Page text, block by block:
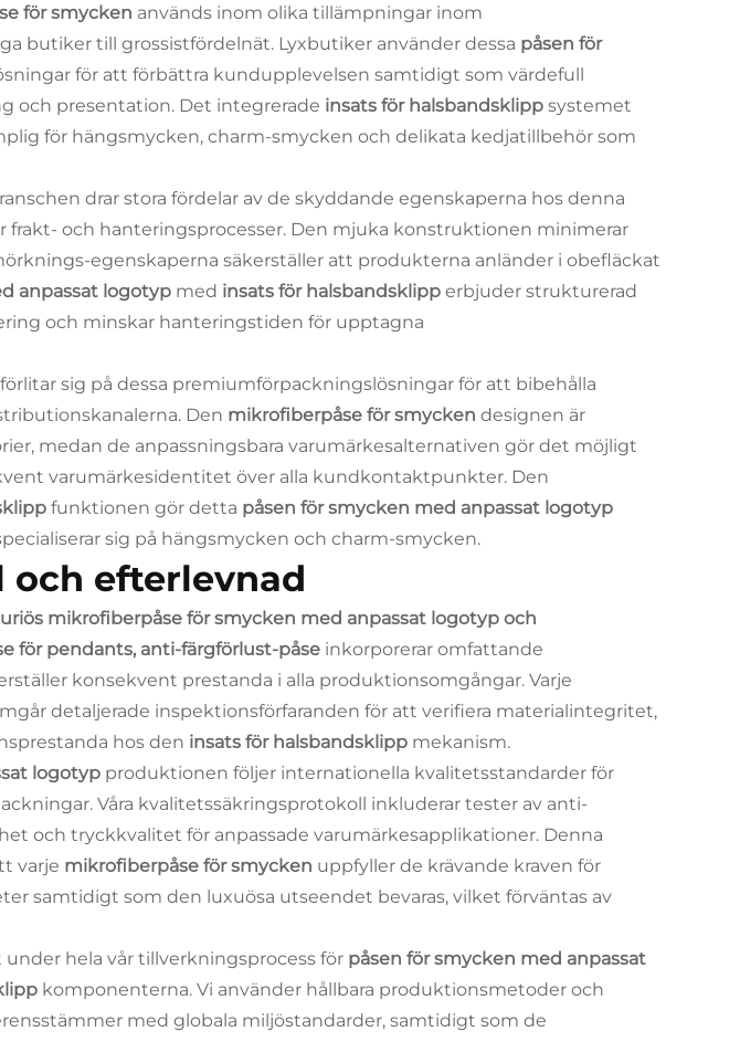
för smycken används inom olika tillämpningar inom
butiker till grossistfördelnät. Lyxbutiker använder dessa påsen för
för att förbättra kundupplevelsen samtidigt som värdefull
och presentation. Det integrerade insats för halsbandsklipp systemet
för hängsmycken, charm-smycken och delikata kedjatillbehör som
drar stora fördelar av de skyddande egenskaperna hos denna
frakt- och hanteringsprocesser. Den mjuka konstruktionen minimerar
egenskaperna säkerställer att produkterna anländer i obefläckat
anpassat logotyp med insats för halsbandsklipp erbjuder strukturerad
och minskar hanteringstiden för upptagna
sig på dessa premiumförpackningslösningar för att bibehålla
Den mikrofiberpåse för smycken designen är
medan de anpassningsbara varumärkesalternativen gör det möjligt
varumärkesidentitet över alla kundkontaktpunkter. Den
funktionen gör detta påsen för smycken med anpassat logotyp
sig på hängsmycken och charm-smycken.
efterlevnad
mikrofiberpåse för smycken med anpassat logotyp och
för pendants, anti-färgförlust-påse inkorporerar omfattande
konsekvent prestanda i alla produktionsomgångar. Varje
detaljerade inspektionsförfaranden för att verifiera materialintegritet,
hos den insats för halsbandsklipp mekanism.
logotyp produktionen följer internationella kvalitetsstandarder för
Våra kvalitetssäkringsprotokoll inkluderar tester av anti-
och tryckkvalitet för anpassade varumärkesapplikationer. Denna
varje mikrofiberpåse för smycken uppfyller de krävande kraven för
samtidigt som den luxuösa utseendet bevaras, vilket förväntas av
hela vår tillverkningsprocess för påsen för smycken med anpassat
komponenterna. Vi använder hållbara produktionsmetoder och
med globala miljöstandarder, samtidigt som de